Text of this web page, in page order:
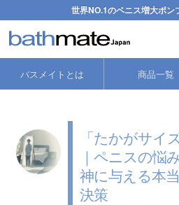
世界NO.1のペニス増大ポ
バスメイトとは 商品一覧
ペニスポンプの効果補完
「たかがサイ
｜ペニスの悩
神に与える本
決策